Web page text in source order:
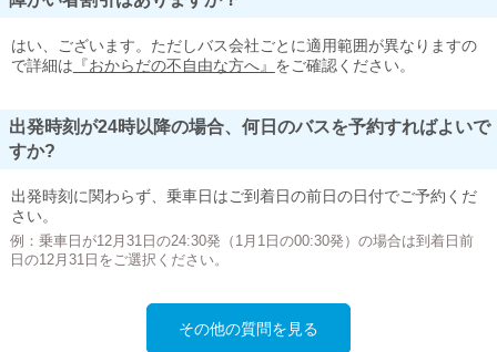
はい、ございます。ただしバス会社ごとに適用範囲が異なりますの
で詳細は 『おからだの不自由な方へ』 をご確認ください。
出発時刻が24時以降の場合、何日のバスを予約すればよいで
すか?
出発時刻に関わらず、乗車日はご到着日の前日の日付でご予約くだ
さい。
例：乗車日が12月31日の24:30発（1月1日の00:30発）の場合は到着日前
日の12月31日をご選択ください。
その他の質問を見る